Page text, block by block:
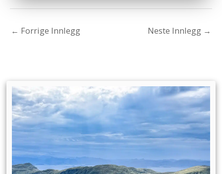
← Forrige Innlegg Neste Innlegg →